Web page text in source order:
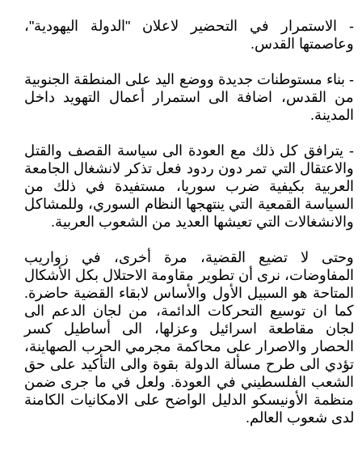
- الاستمرار في التحضير لاعلان "الدولة اليهودية"،
وعاصمتها القدس.
- بناء مستوطنات جديدة ووضع اليد على المنطقة الجنوبية
من القدس، اضافة الى استمرار أعمال التهويد داخل
المدينة.
- يترافق كل ذلك مع العودة الى سياسة القصف والقتل
والاعتقال التي تمر دون ردود فعل تذكر لانشغال الجامعة
العربية بكيفية ضرب سوريا، مستفيدة في ذلك من
السياسة القمعية التي ينتهجها النظام السوري، وللمشاكل
والانشغالات التي تعيشها العديد من الشعوب العربية.
وحتى لا تضيع القضية، مرة أخرى، في زواريب
المفاوضات، نرى أن تطوير مقاومة الاحتلال بكل الأشكال
المتاحة هو السبيل الأول والأساس لابقاء القضية حاضرة.
كما ان توسيع التحركات الدائمة، من لجان الدعم الى
لجان مقاطعة اسرائيل وعزلها، الى أساطيل كسر
الحصار والاصرار على محاكمة مجرمي الحرب الصهاينة،
تؤدي الى طرح مسألة الدولة بقوة والى التأكيد على حق
الشعب الفلسطيني في العودة. ولعل في ما جرى ضمن
منظمة الأونيسكو الدليل الواضح على الامكانيات الكامنة
لدى شعوب العالم.